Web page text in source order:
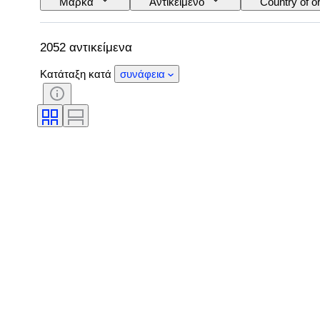
Θέμα
Στυλ Υπογραφή
2052 αντικείμενα
Κατάταξη κατά συνάφεια